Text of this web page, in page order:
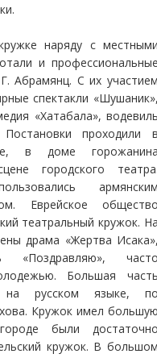
наряду с
и
Абрамянц. С их
спектакли
«Хатабала»,
проходили
в доме
городского
Еврейское
театральный кружок.
драма «Жертва
«Поздравляю»,
Большая
на русском языке,
Кружок имел
были
кружок. В